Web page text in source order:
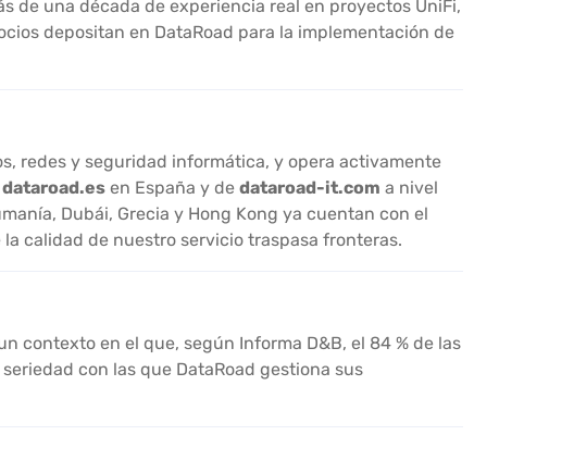
de una década de experiencia real en proyectos UniFi,
depositan en DataRoad para la implementación de
redes y seguridad informática, y opera activamente
dataroad.es en España y de dataroad-it.com a nivel
Dubái, Grecia y Hong Kong ya cuentan con el
calidad de nuestro servicio traspasa fronteras.
contexto en el que, según Informa D&B, el 84 % de las
con las que DataRoad gestiona sus